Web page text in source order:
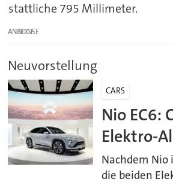
stattliche 795 Millimeter.
ANZEIGE
Neuvorstellung
CARS
Nio EC6:
Elektro-
Nachdem Nio
die beiden